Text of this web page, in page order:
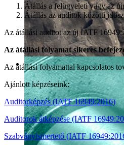
Felkészítés a
Átállás a felügyeleti vagy az
Átállás az auditok közötti
Az átállási auditot az új IATF
Az átállási folyamat sikeres
Az átállási folyamattal kapcsolatos
Ajánlott képzéseink:
Auditorképzés (IATF 16949:2016)
Auditorok átképzése (IATF
Szabványismertető (IATF